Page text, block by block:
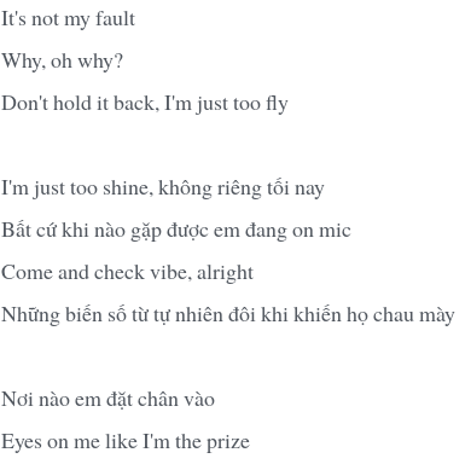
It's not my fault
Why, oh why?
Don't hold it back, I'm just too fly
I'm just too shine, không riêng tối nay
Bất cứ khi nào gặp được em đang on mic
Come and check vibe, alright
Những biến số từ tự nhiên đôi khi khiến họ chau mày
Nơi nào em đặt chân vào
Eyes on me like I'm the prize